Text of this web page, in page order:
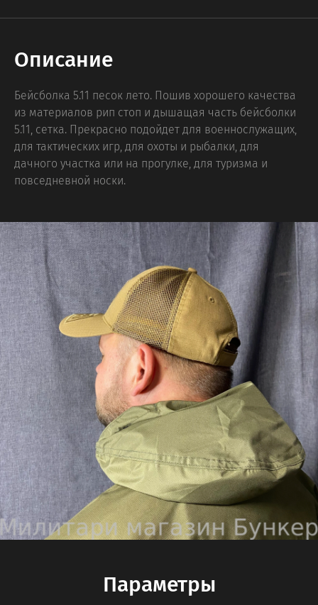
Описание
Бейсболка 5.11 песок лето. Пошив хорошего качества
из материалов рип стоп и дышащая часть бейсболки
5.11, сетка. Прекрасно подойдет для военнослужащих,
для тактических игр, для охоты и рыбалки, для
дачного участка или на прогулке, для туризма и
повседневной носки.
Параметры